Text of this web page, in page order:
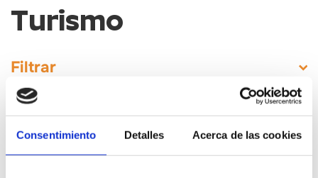
Consentimiento Detalles Acerca de las cookies
Turismo
Filtrar
No se han encontrado empresas.